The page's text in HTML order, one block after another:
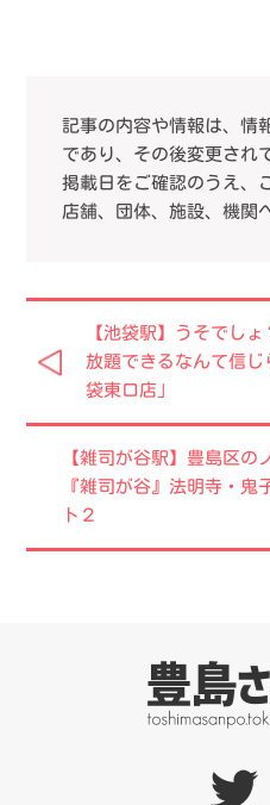
記事の内容や情報は、情
であり、その後変更され
掲載日をご確認のうえ、
店舗、団体、施設、機関
【池袋駅】うそでし
放題できるなんて信
袋東口店」
【雑司が谷駅】豊島区の
『雑司が谷』法明寺・鬼
ト２